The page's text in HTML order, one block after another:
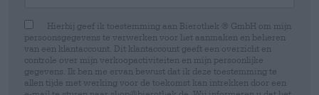
Hierbij geef ik toestemming aan Bierothek ® GmbH om mijn
persoonsgegevens te verwerken voor het aanmaken en beheren
van een klantaccount. Dit klantaccount geeft een overzicht en
controle over mijn verkoopactiviteiten en mijn persoonlijke
gegevens. Ik ben me ervan bewust dat ik deze toestemming te
allen tijde met werking voor de toekomst kan intrekken door een